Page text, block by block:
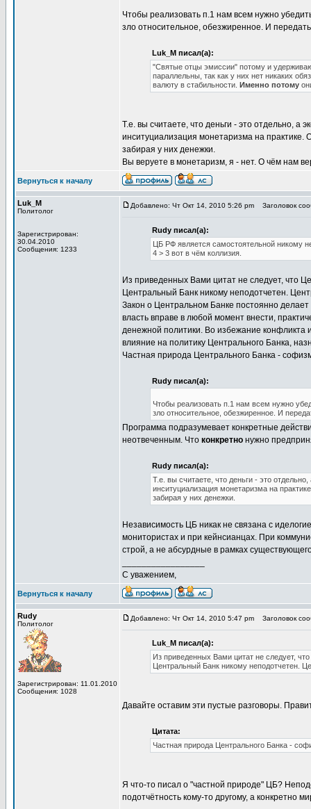
Чтобы реализовать п.1 нам всем нужно
зло относительное, обезжиренное. И
Luk_M писал(а):
"Святые отцы эмиссии" потому и
параллельны, так как у них нет никаких
валюту в стабильности. Именно потому
Т.е. вы считаете, что деньги - это отдельно,
инситуциализация монетаризма на практике.
забирая у них денежки.
Вы веруете в монетаризм, я - нет. О чём нам
Вернуться к началу
Luk_M
Политолог
Зарегистрирован:
30.04.2010
Сообщения: 1233
Добавлено: Чт Окт 14, 2010 5:26 pm Заголовок
Rudy писал(а):
ЦБ РФ является самостоятельной никому
4 > 3 вот в чём коллизия.
Из приведенных Вами цитат не следует, что
Центральный Банк никому неподотчетен.
Закон о Центральном Банке постоянно
власть вправе в любой момент внести,
денежной политики. Во избежание конфликта
влияние на политику Центрального Банка,
Частная природа Центрального Банка -
Rudy писал(а):
Чтобы реализовать п.1 нам всем нужно
зло относительное, обезжиренное. И
Программа подразумевает конкретные
неотвеченным. Что конкретно нужно
Rudy писал(а):
Т.е. вы считаете, что деньги - это
инситуциализация монетаризма на
забирая у них денежки.
Независимость ЦБ никак не связана с
монитористах и при кейнсианцах. При
строй, а не абсурдные в рамках
С уважением,
Вернуться к началу
Rudy
Политолог
Зарегистрирован: 11.01.2010
Сообщения: 1028
Добавлено: Чт Окт 14, 2010 5:47 pm Заголовок
Luk_M писал(а):
Из приведенных Вами цитат не следует,
Центральный Банк никому неподотчетен.
Давайте оставим эти пустые разговоры.
Цитата:
Частная природа Центрального Банка -
Я что-то писал о "частной природе" ЦБ?
подотчётность кому-то другому, а